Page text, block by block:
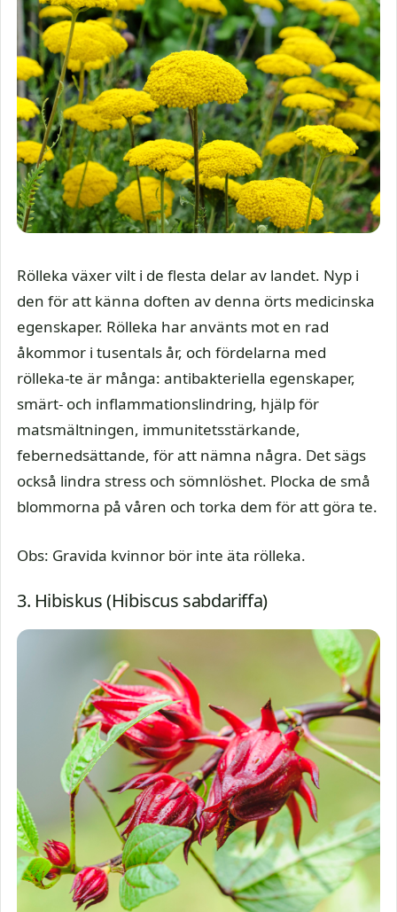
Rölleka växer vilt i de flesta delar av landet. Nyp i
den för att känna doften av denna örts medicinska
egenskaper. Rölleka har använts mot en rad
åkommor i tusentals år, och fördelarna med
rölleka-te är många: antibakteriella egenskaper,
smärt- och inflammationslindring, hjälp för
matsmältningen, immunitetsstärkande,
febernedsättande, för att nämna några. Det sägs
också lindra stress och sömnlöshet. Plocka de små
blommorna på våren och torka dem för att göra te.
Obs: Gravida kvinnor bör inte äta rölleka.
3. Hibiskus (Hibiscus sabdariffa)